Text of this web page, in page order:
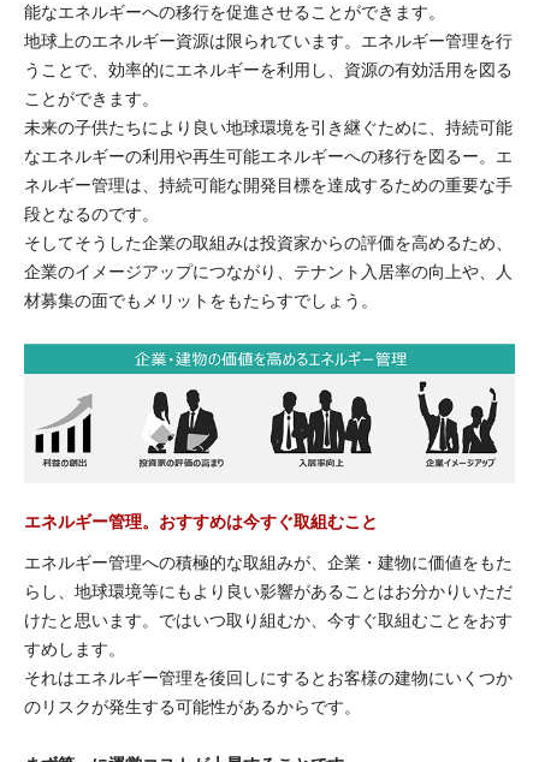
能なエネルギーへの移行を促進させることができます。
地球上のエネルギー資源は限られています。エネルギー管理を行
うことで、効率的にエネルギーを利用し、資源の有効活用を図る
ことができます。
未来の子供たちにより良い地球環境を引き継ぐために、持続可能
なエネルギーの利用や再生可能エネルギーへの移行を図るー。エ
ネルギー管理は、持続可能な開発目標を達成するための重要な手
段となるのです。
そしてそうした企業の取組みは投資家からの評価を高めるため、
企業のイメージアップにつながり、テナント入居率の向上や、人
材募集の面でもメリットをもたらすでしょう。
エネルギー管理。おすすめは今すぐ取組むこと
エネルギー管理への積極的な取組みが、企業・建物に価値をもた
らし、地球環境等にもより良い影響があることはお分かりいただ
けたと思います。ではいつ取り組むか、今すぐ取組むことをおす
すめします。
それはエネルギー管理を後回しにするとお客様の建物にいくつか
のリスクが発生する可能性があるからです。